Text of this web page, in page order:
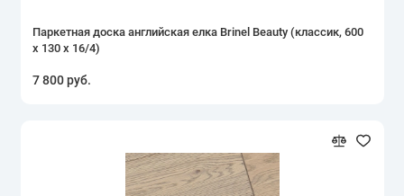
Паркетная доска английская елка Brinel Beauty (классик, 600
х 130 х 16/4)
7 800 руб.